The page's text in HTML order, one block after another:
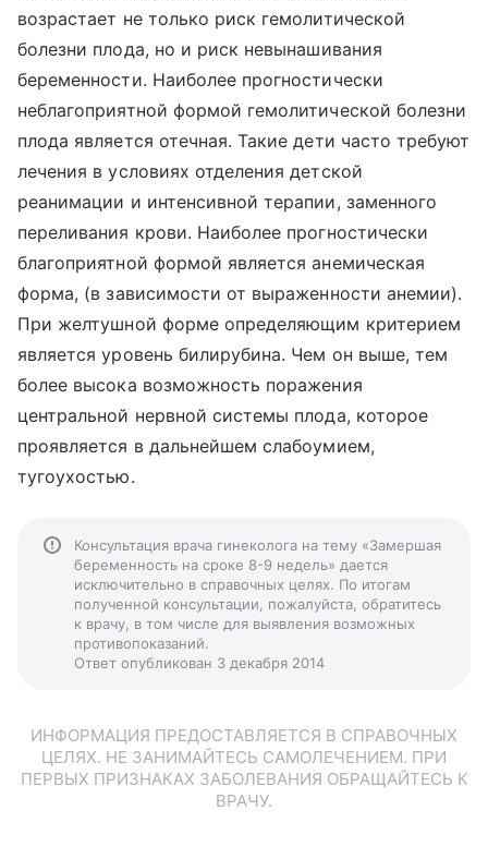
возрастает не только риск гемолитической
болезни плода, но и риск невынашивания
беременности. Наиболее прогностически
неблагоприятной формой гемолитической болезни
плода является отечная. Такие дети часто требуют
лечения в условиях отделения детской
реанимации и интенсивной терапии, заменного
переливания крови. Наиболее прогностически
благоприятной формой является анемическая
форма, (в зависимости от выраженности анемии).
При желтушной форме определяющим критерием
является уровень билирубина. Чем он выше, тем
более высока возможность поражения
центральной нервной системы плода, которое
проявляется в дальнейшем слабоумием,
тугоухостью.
Консультация врача гинеколога на тему «Замершая
беременность на сроке 8-9 недель» дается
исключительно в справочных целях. По итогам
полученной консультации, пожалуйста, обратитесь
к врачу, в том числе для выявления возможных
противопоказаний.
Ответ опубликован 3 декабря 2014
ИНФОРМАЦИЯ ПРЕДОСТАВЛЯЕТСЯ В СПРАВОЧНЫХ
ЦЕЛЯХ. НЕ ЗАНИМАЙТЕСЬ САМОЛЕЧЕНИЕМ. ПРИ
ПЕРВЫХ ПРИЗНАКАХ ЗАБОЛЕВАНИЯ ОБРАЩАЙТЕСЬ К
ВРАЧУ.